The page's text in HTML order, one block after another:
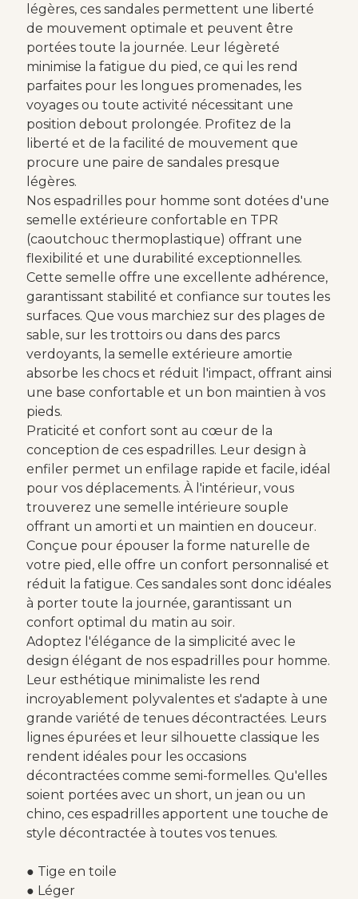
légères, ces sandales permettent une liberté
de mouvement optimale et peuvent être
portées toute la journée. Leur légèreté
minimise la fatigue du pied, ce qui les rend
parfaites pour les longues promenades, les
voyages ou toute activité nécessitant une
position debout prolongée. Profitez de la
liberté et de la facilité de mouvement que
procure une paire de sandales presque
légères.
Nos espadrilles pour homme sont dotées d'une
semelle extérieure confortable en TPR
(caoutchouc thermoplastique) offrant une
flexibilité et une durabilité exceptionnelles.
Cette semelle offre une excellente adhérence,
garantissant stabilité et confiance sur toutes les
surfaces. Que vous marchiez sur des plages de
sable, sur les trottoirs ou dans des parcs
verdoyants, la semelle extérieure amortie
absorbe les chocs et réduit l'impact, offrant ainsi
une base confortable et un bon maintien à vos
pieds.
Praticité et confort sont au cœur de la
conception de ces espadrilles. Leur design à
enfiler permet un enfilage rapide et facile, idéal
pour vos déplacements. À l'intérieur, vous
trouverez une semelle intérieure souple
offrant un amorti et un maintien en douceur.
Conçue pour épouser la forme naturelle de
votre pied, elle offre un confort personnalisé et
réduit la fatigue. Ces sandales sont donc idéales
à porter toute la journée, garantissant un
confort optimal du matin au soir.
Adoptez l'élégance de la simplicité avec le
design élégant de nos espadrilles pour homme.
Leur esthétique minimaliste les rend
incroyablement polyvalentes et s'adapte à une
grande variété de tenues décontractées. Leurs
lignes épurées et leur silhouette classique les
rendent idéales pour les occasions
décontractées comme semi-formelles. Qu'elles
soient portées avec un short, un jean ou un
chino, ces espadrilles apportent une touche de
style décontractée à toutes vos tenues.
● Tige en toile
● Léger